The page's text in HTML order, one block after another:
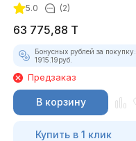
5.0 (2)
63 775,88 T
Бонусных рублей за покупку:
1915.19руб.
Предзаказ
В корзину
Купить в 1 клик